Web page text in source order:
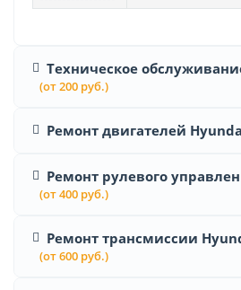
Техническое
(от 200 руб.)
Ремонт двигателей
Ремонт рулевого
(от 400 руб.)
Ремонт трансмиссии
(от 600 руб.)